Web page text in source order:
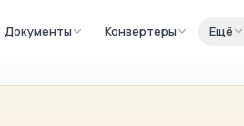
Документы Конвертеры Ещё